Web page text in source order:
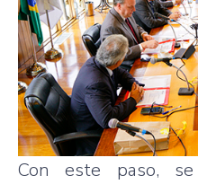
Con este paso,